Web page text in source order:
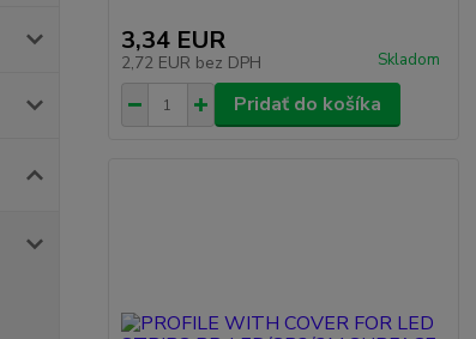
3,34 EUR
2,72 EUR bez DPH Skladom
Pridať do košíka